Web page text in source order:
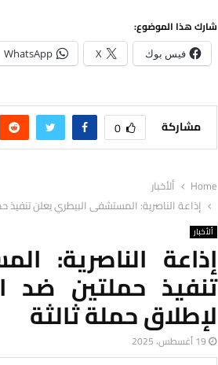
شارك هذا الموضوع:
فيس بوك X
WhatsApp
مشاركة 0
Home
ألأخبار
إذاعة الناصرية: المستشفى البيطري يعلن
ألأخبار
إذاعة الناصرية:
تنفيذ حملتين ضد
لإطلاق حملة ثالثة
19 أغسطس، 2025